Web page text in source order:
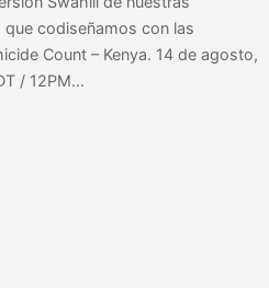
que codiseñamos con las
Count – Kenya. 14 de agosto,
/ 12PM…